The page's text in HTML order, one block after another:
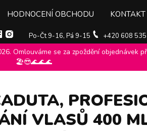
Po-Čt 9-16, Pá 9-15 +420 608
HODNOCENÍ OBCHODU KONTAKT
Omlouváme se za zpoždění objednávek
🏖️😎🌊🌊🌊
Biopoint Professional Anticaduta,
VLASŮ 400